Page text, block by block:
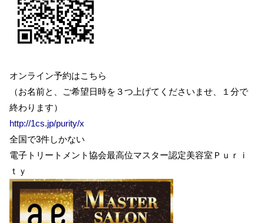
オンライン予約はこちら
（お名前と、ご希望日時を３つ上げてくださいませ、１分で
終わります）
http://1cs.jp/purity/x
全国で3件しかない
電子トリートメント協会最高位マスター認定美容室Ｐｕｒｉ
ｔｙ